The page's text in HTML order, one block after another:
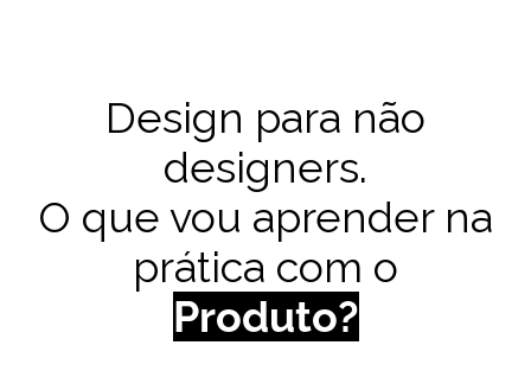
Design para não
designers.
O que vou aprender na
prática com o
Produto?